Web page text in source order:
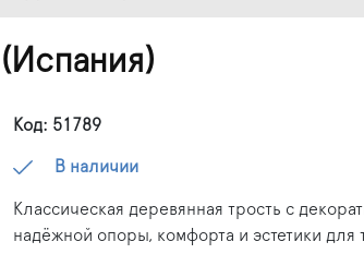
Код: 51789
В наличии
Классическая деревянная трость с
надёжной опоры, комфорта и эстетики для